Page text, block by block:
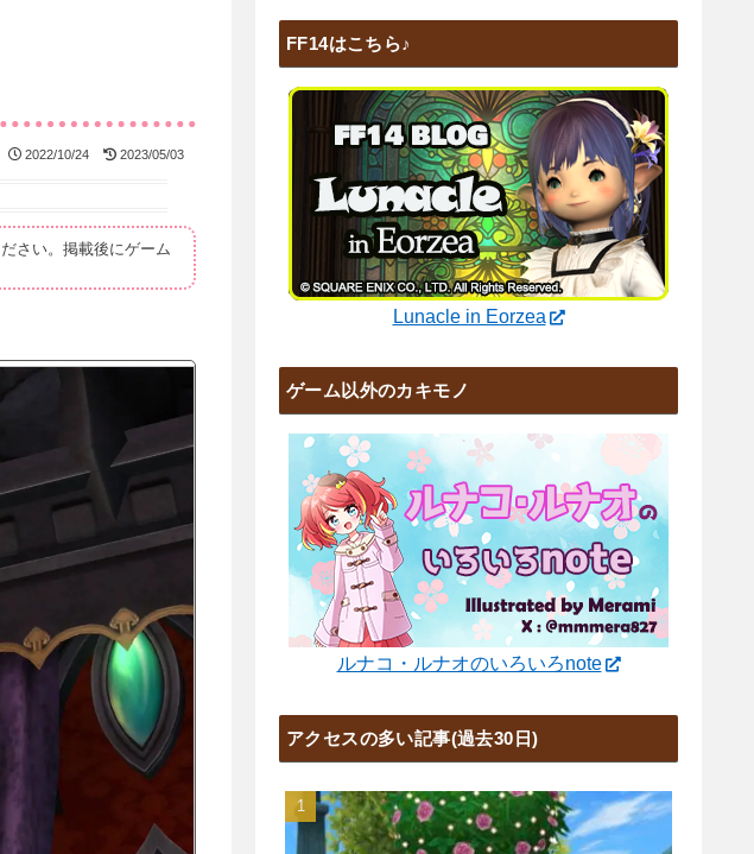
2022/10/24 2023/05/03
さい。掲載後にゲーム
FF14はこちら♪
Lunacle in Eorzea
ゲーム以外のカキモノ
ルナコ・ルナオのいろいろnote
アクセスの多い記事(過去30日)